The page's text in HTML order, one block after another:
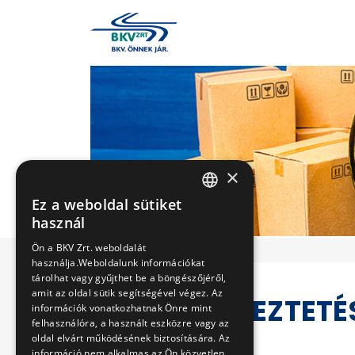
×
Ez a weboldal sütiket
használ
Ön a BKV Zrt. weboldalát
használja.Weboldalunk információkat
tárolhat vagy gyűjthet be a böngészőjéről,
amit az oldal sütik segítségével végez. Az
információk vonatkozhatnak Önre mint
felhasználóra, a használt eszközre vagy az
oldal elvárt működésének biztosítására. Az